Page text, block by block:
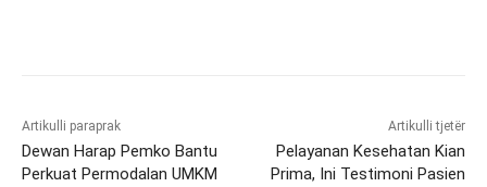
Artikulli paraprak
Dewan Harap Pemko Bantu
Perkuat Permodalan UMKM
Artikulli tjetër
Pelayanan Kesehatan Kian
Prima, Ini Testimoni Pasien